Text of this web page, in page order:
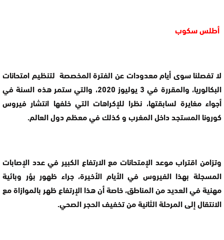
أطلس سكوب
لا تفصلنا سوى أيام معدودات عن الفترة المخصصة لتنظيم امتحانات
البكالوريا، والمقررة في 3 يوليوز 2020، والتي ستمر هذه السنة في
أجواء مغايرة لسابقتها، نظرا للإكراهات التي خلفها انتشار فيروس
كورونا المستجد داخل المغرب و كذلك في معظم دول العالم.
وتزامن اقتراب موعد الإمتحانات مع الارتفاع الكبير في عدد الإصابات
المسجلة بهذا الفيروس في الأيام الأخيرة، جراء ظهور بؤر وبائية
مهنية في العديد من المناطق، خاصة أن هذا الإرتفاع ظهر بالموازاة مع
الانتقال إلى المرحلة الثانية من تخفيف الحجر الصحي.